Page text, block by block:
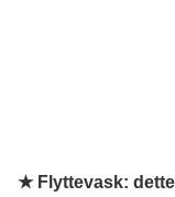
★ Flyttevask: